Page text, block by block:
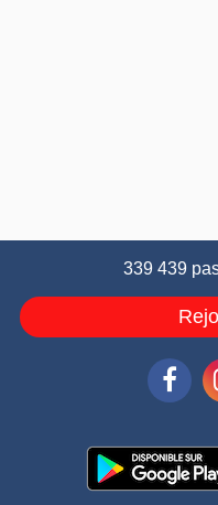
339 439